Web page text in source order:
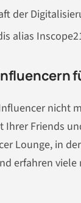
der
alias
nicht
Friends
Lounge, in
erfahren